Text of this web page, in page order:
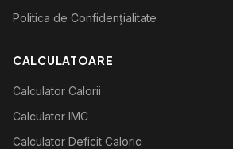
Politica de Confidențialitate
CALCULATOARE
Calculator Calorii
Calculator IMC
Calculator Deficit Caloric